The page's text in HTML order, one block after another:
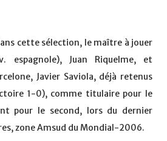
cette sélection, le maître à jouer
espagnole), Juan Riquelme, et
Javier Saviola, déjà retenus
1-0), comme titulaire pour le
pour le second, lors du dernier
zone Amsud du Mondial-2006.